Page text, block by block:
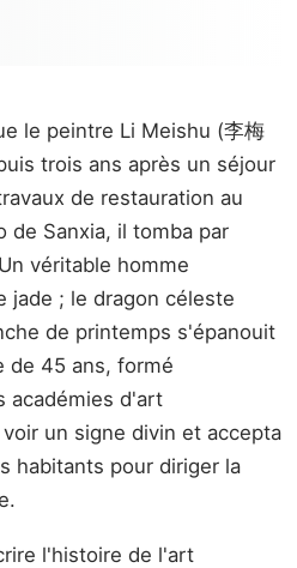
le peintre Li Meishu (李梅
trois ans après un séjour
de restauration au
de Sanxia, il tomba par
véritable homme
jade ; le dragon céleste
de printemps s'épanouit
de 45 ans, formé
académies d'art
un signe divin et accepta
habitants pour diriger la
l'histoire de l'art